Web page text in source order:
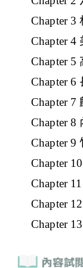
Chapter 3
Chapter 4
Chapter 5
Chapter 6
Chapter 7
Chapter 8
Chapter 9
Chapter
Chapter
Chapter
Chapter